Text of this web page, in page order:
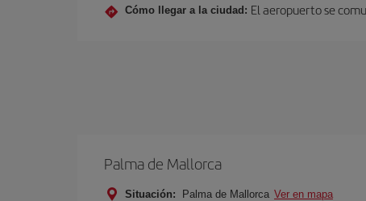
Cómo llegar a la ciudad: El aeropuerto se
Palma de Mallorca
Situación: Palma de Mallorca Ver en mapa